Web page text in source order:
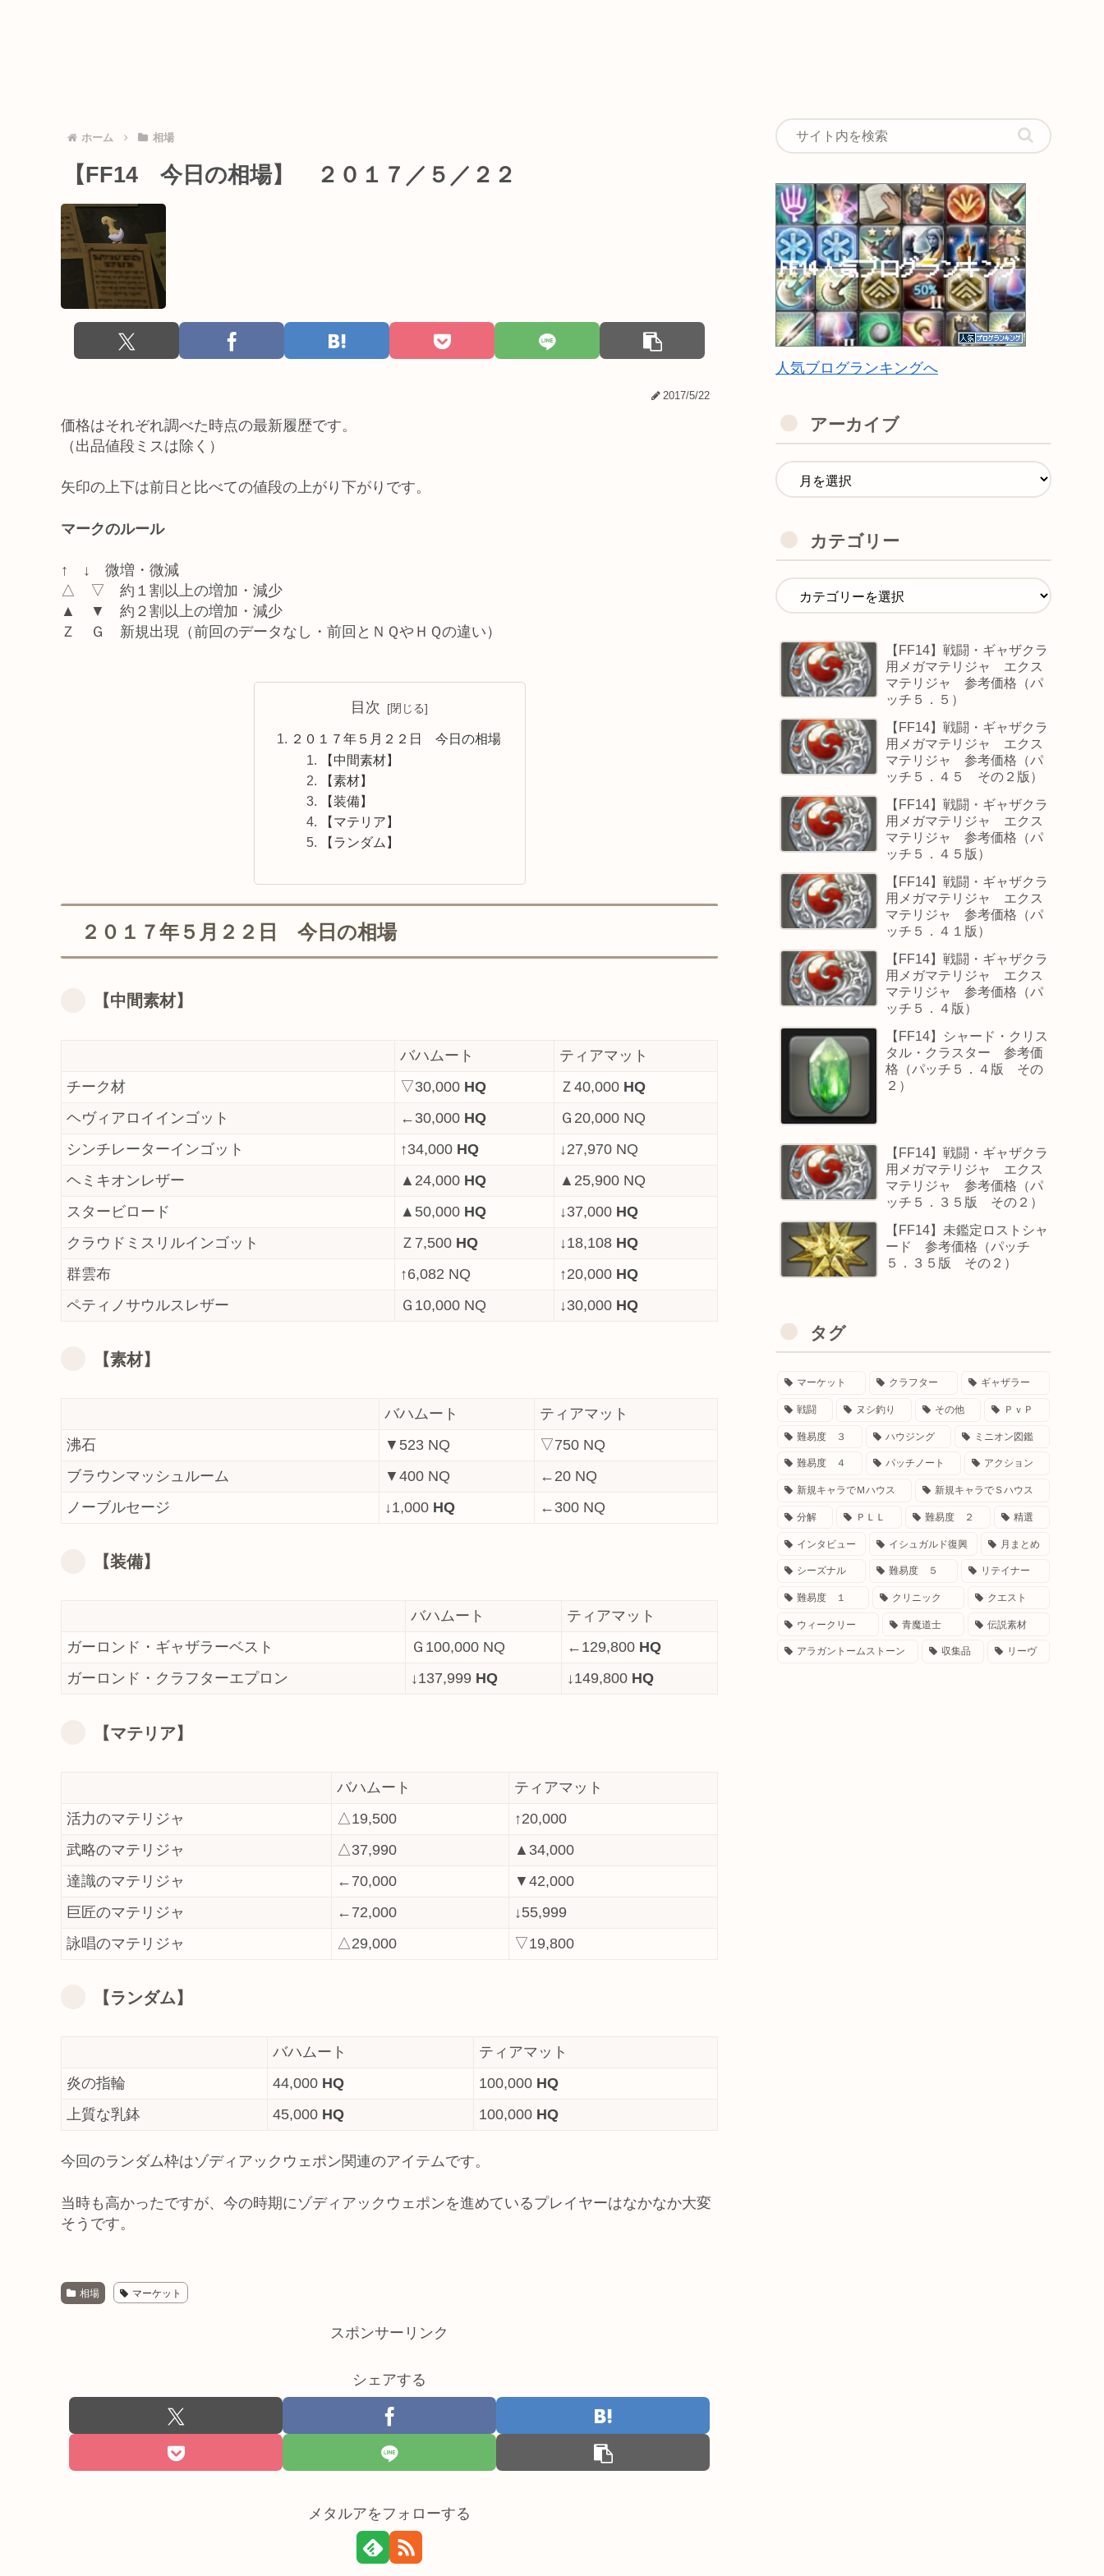
ホーム 相場
【FF14 今日の相場】 ２０１７／５／２２
2017/5/22
価格はそれぞれ調べた時点の最新履歴です。
（出品値段ミスは除く）
矢印の上下は前日と比べての値段の上がり下がりです。
マークのルール
↑ ↓ 微増・微減
△ ▽ 約１割以上の増加・減少
▲ ▼ 約２割以上の増加・減少
Ｚ Ｇ 新規出現（前回のデータなし・前回とＮＱやＨＱの違い）
目次
２０１７年５月２２日 今日の相場
【中間素材】
【素材】
【装備】
【マテリア】
【ランダム】
２０１７年５月２２日 今日の相場
【中間素材】
バハムート
ティアマット
チーク材
▽30,000 HQ Ｚ40,000 HQ
ヘヴィアロイインゴット
←30,000 HQ
Ｇ20,000 NQ
シンチレーターインゴット
↑34,000 HQ
↓27,970 NQ
ヘミキオンレザー
▲24,000 HQ
▲25,900 NQ
スタービロード
▲50,000 HQ ↓37,000 HQ
クラウドミスリルインゴット
Ｚ7,500 HQ ↓18,108 HQ
群雲布
↑6,082 NQ ↑20,000 HQ
ペティノサウルスレザー
Ｇ10,000 NQ ↓30,000 HQ
【素材】
バハムート
ティアマット
沸石
▼523 NQ
▽750 NQ
ブラウンマッシュルーム
▼400 NQ
←20 NQ
ノーブルセージ
↓1,000 HQ ←300 NQ
【装備】
バハムート
ティアマット
ガーロンド・ギャザラーベスト
Ｇ100,000 NQ ←129,800 HQ
ガーロンド・クラフターエプロン
↓137,999 HQ ↓149,800 HQ
【マテリア】
バハムート
ティアマット
活力のマテリジャ
△19,500
↑20,000
武略のマテリジャ
△37,990
▲34,000
達識のマテリジャ
←70,000
▼42,000
巨匠のマテリジャ
←72,000
↓55,999
詠唱のマテリジャ
△29,000 ▽19,800
【ランダム】
バハムート
ティアマット
炎の指輪
44,000 HQ 100,000 HQ
上質な乳鉢
45,000 HQ 100,000 HQ
今回のランダム枠はゾディアックウェポン関連のアイテムです。
当時も高かったですが、今の時期にゾディアックウェポンを進めているプレイヤーはなかなか大変
そうです。
相場 マーケット
スポンサーリンク
シェアする
メタルアをフォローする
人気ブログランキングへ
アーカイブ
カテゴリー
【FF14】戦闘・ギャザクラ
用メガマテリジャ エクス
マテリジャ 参考価格（パ
ッチ５．５）
【FF14】戦闘・ギャザクラ
用メガマテリジャ エクス
マテリジャ 参考価格（パ
ッチ５．４５ その２版）
【FF14】戦闘・ギャザクラ
用メガマテリジャ エクス
マテリジャ 参考価格（パ
ッチ５．４５版）
【FF14】戦闘・ギャザクラ
用メガマテリジャ エクス
マテリジャ 参考価格（パ
ッチ５．４１版）
【FF14】戦闘・ギャザクラ
用メガマテリジャ エクス
マテリジャ 参考価格（パ
ッチ５．４版）
【FF14】シャード・クリス
タル・クラスター 参考価
格（パッチ５．４版 その
２）
【FF14】戦闘・ギャザクラ
用メガマテリジャ エクス
マテリジャ 参考価格（パ
ッチ５．３５版 その２）
【FF14】未鑑定ロストシャ
ード 参考価格（パッチ
５．３５版 その２）
タグ
マーケット クラフター ギャザラー
戦闘 ヌシ釣り その他 ＰｖＰ
難易度 ３ ハウジング ミニオン図鑑
難易度 ４ パッチノート アクション
新規キャラでＭハウス 新規キャラでＳハウス
分解 ＰＬＬ 難易度 ２ 精選
インタビュー イシュガルド復興 月まとめ
シーズナル 難易度 ５ リテイナー
難易度 １ クリニック クエスト
ウィークリー 青魔道士 伝説素材
アラガントームストーン 収集品 リーヴ